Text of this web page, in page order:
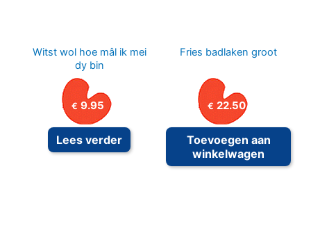
Witst wol hoe mâl ik mei
dy bin
€ 9.95
Lees verder
Fries badlaken groot
€ 22.50
Toevoegen aan
winkelwagen